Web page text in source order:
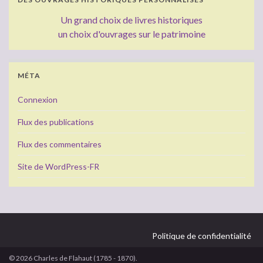
Un grand choix de livres historiques
un choix d'ouvrages sur le patrimoine
MÉTA
Connexion
Flux des publications
Flux des commentaires
Site de WordPress-FR
Politique de confidentialité
© 2026 Charles de Flahaut (1785 - 1870).